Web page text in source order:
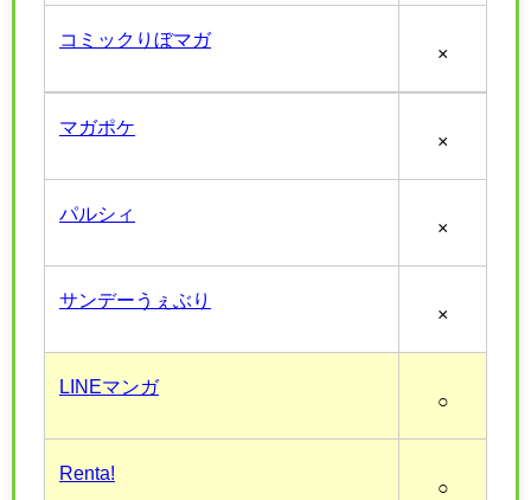
コミックりぼマガ
×
マガポケ
×
パルシィ
×
サンデーうぇぶり
×
LINEマンガ
○
Renta!
○